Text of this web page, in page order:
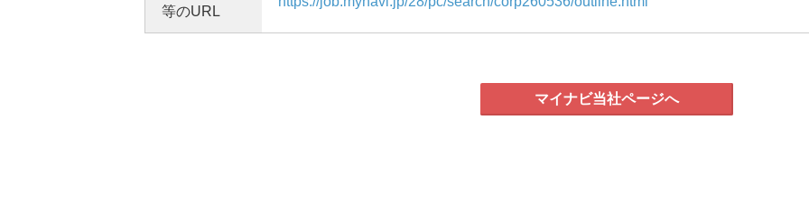
等のURL
マイナビ当社ページへ